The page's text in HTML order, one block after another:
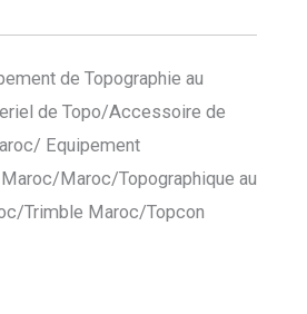
de Topographie au
de Topo/Accessoire de
Equipement
Maroc/Topographique au
Trimble Maroc/Topcon